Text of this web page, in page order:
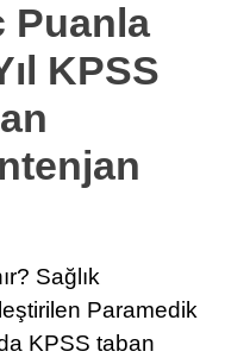
WhatsApp İhbar
Puanla
KPSS
Sağlık
Paramedik
KPSS taban